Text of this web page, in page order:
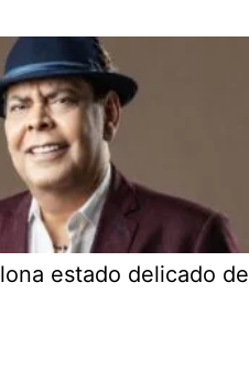
estado delicado de